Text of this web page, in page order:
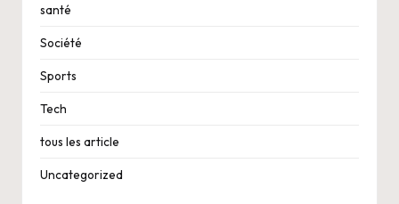
santé
Société
Sports
Tech
tous les article
Uncategorized